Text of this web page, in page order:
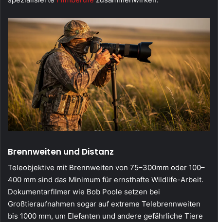
Brennweiten und Distanz
Teleobjektive mit Brennweiten von 75–300mm oder 100–
400 mm sind das Minimum für ernsthafte Wildlife-Arbeit.
Dokumentarfilmer wie Bob Poole setzen bei
Großtieraufnahmen sogar auf extreme Telebrennweiten
bis 1000 mm, um Elefanten und andere gefährliche Tiere